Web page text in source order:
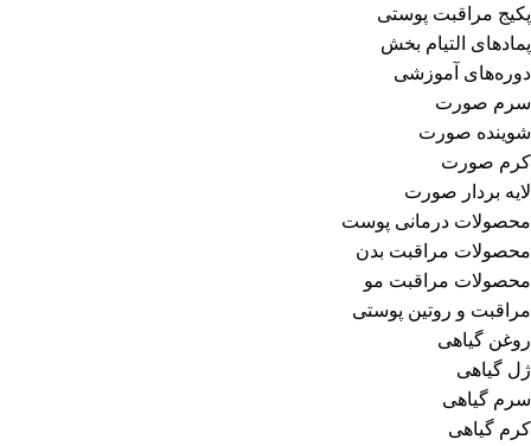
پکیج مراقبت پوستی
پمادهای التیام بخش
دوره‌های آموزشی
سرم صورت
شوینده صورت
کرم صورت
لایه بردار صورت
محصولات درمانی پوست
محصولات مراقبت بدن
محصولات مراقبت مو
مراقبت و روتین پوستی
روغن گیاهی
ژل گیاهی
سرم گیاهی
کرم گیاهی